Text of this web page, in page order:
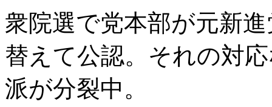
衆院選で党本部が元新
替えて公認。それの対
派が分裂中。